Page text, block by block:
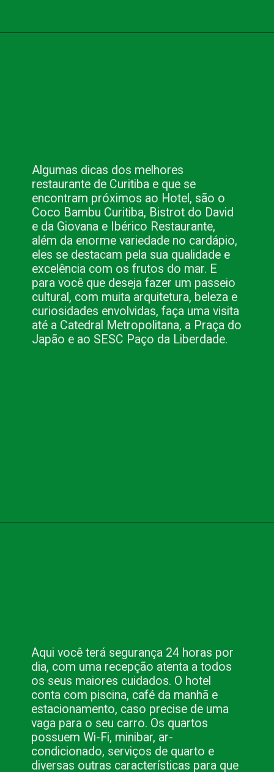
Algumas dicas dos melhores
restaurante de Curitiba e que se
encontram próximos ao Hotel, são o
Coco Bambu Curitiba, Bistrot do David
e da Giovana e Ibérico Restaurante,
além da enorme variedade no cardápio,
eles se destacam pela sua qualidade e
excelência com os frutos do mar. E
para você que deseja fazer um passeio
cultural, com muita arquitetura, beleza e
curiosidades envolvidas, faça uma visita
até a Catedral Metropolitana, a Praça do
Japão e ao SESC Paço da Liberdade.
Aqui você terá segurança 24 horas por
dia, com uma recepção atenta a todos
os seus maiores cuidados. O hotel
conta com piscina, café da manhã e
estacionamento, caso precise de uma
vaga para o seu carro. Os quartos
possuem Wi-Fi, minibar, ar-
condicionado, serviços de quarto e
diversas outras características para que